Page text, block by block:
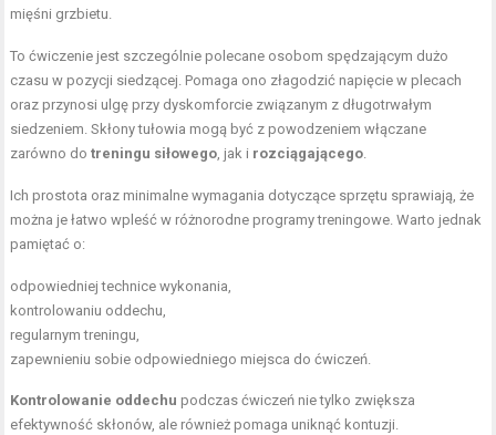
mięśni grzbietu.
To ćwiczenie jest szczególnie polecane osobom spędzającym dużo
czasu w pozycji siedzącej. Pomaga ono złagodzić napięcie w plecach
oraz przynosi ulgę przy dyskomforcie związanym z długotrwałym
siedzeniem. Skłony tułowia mogą być z powodzeniem włączane
zarówno dotreningu siłowego, jak i rozciągającego.
Ich prostota oraz minimalne wymagania dotyczące sprzętu sprawiają, że
można je łatwo wpleść w różnorodne programy treningowe. Warto jednak
pamiętać o:
odpowiedniej technice wykonania,
kontrolowaniu oddechu,
regularnym treningu,
zapewnieniu sobie odpowiedniego miejsca do ćwiczeń.
Kontrolowanie oddechu podczas ćwiczeń nie tylko zwiększa
efektywność skłonów, ale również pomaga uniknąć kontuzji.